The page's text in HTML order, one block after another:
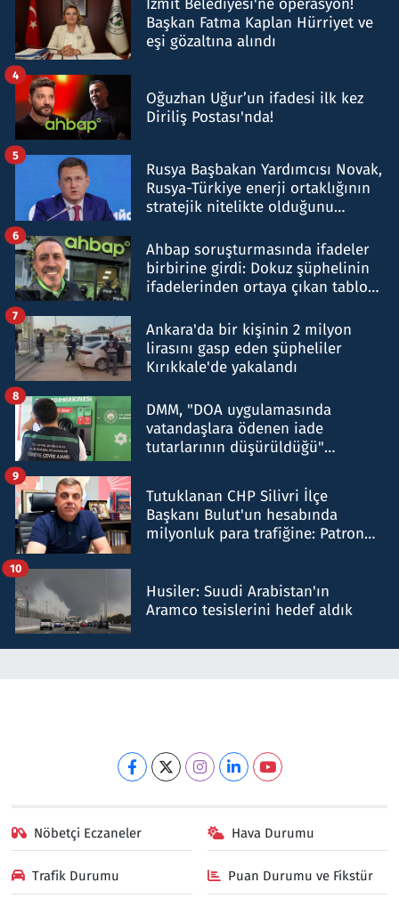
Başkan Fatma Kaplan Hürriyet ve
eşi gözaltına alındı
Oğuzhan Uğur’un ifadesi ilk kez
Diriliş Postası'nda!
4
Rusya Başbakan Yardımcısı Novak,
Rusya-Türkiye enerji ortaklığının
stratejik nitelikte olduğunu
5
Ahbap soruşturmasında ifadeler
birbirine girdi: Dokuz şüphelinin
ifadelerinden ortaya çıkan tablo
6
Ankara'da bir kişinin 2 milyon
lirasını gasp eden şüpheliler
Kırıkkale'de yakalandı
7
DMM, "DOA uygulamasında
vatandaşlara ödenen iade
tutarlarının düşürüldüğü"
8
Tutuklanan CHP Silivri İlçe
Başkanı Bulut'un hesabında
milyonluk para trafiğine: Patron
9
Husiler: Suudi Arabistan'ın
Aramco tesislerini hedef aldık
10
Nöbetçi Eczaneler Hava Durumu
Trafik Durumu Puan Durumu ve Fikstür